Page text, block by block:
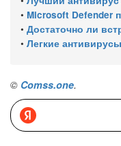
• Microsoft Defender получил
• Достаточно ли встроенного
• Легкие антивирусы для слабых
© Comss.one.